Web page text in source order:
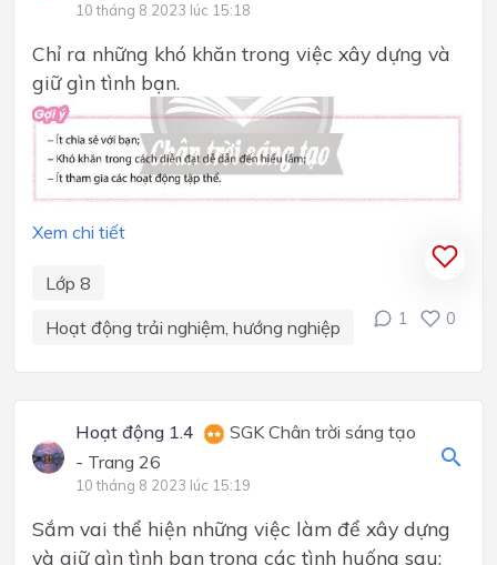
10 tháng 8 2023 lúc 15:18
Chỉ ra những khó khăn trong việc xây dựng và
giữ gìn tình bạn.
Xem chi tiết
Lớp 8
Hoạt động trải nghiệm, hướng nghiệp
1 0
Hoạt động 1.4
SGK Chân trời sáng tạo
- Trang 26
10 tháng 8 2023 lúc 15:19
Sắm vai thể hiện những việc làm để xây dựng
và giữ gìn tình bạn trong các tình huống sau: